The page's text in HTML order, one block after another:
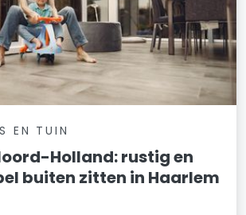
EN TUIN
Holland: rustig en
buiten zitten in Haarlem